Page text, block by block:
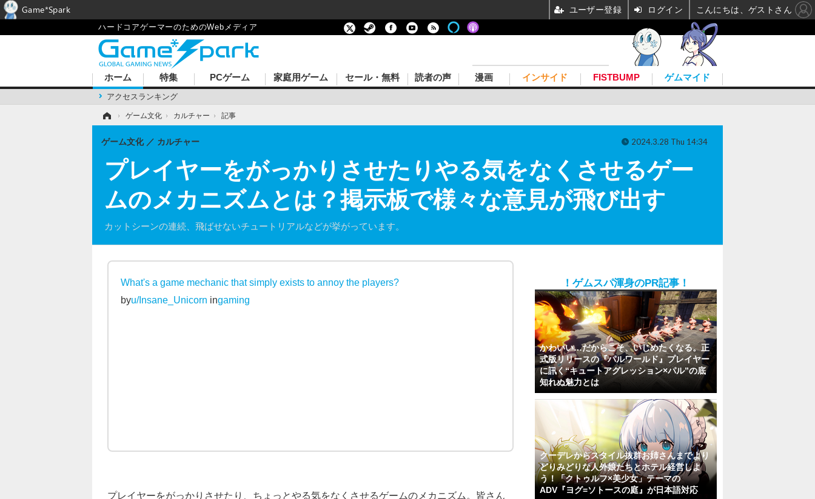
ハードコアゲーマーのためのWebメディア
ホーム
アクセスランキング
特集 PCゲーム 家庭用ゲーム セール・無料 読者の声 漫画 インサイド FISTBUMP ゲムマイド
› ゲーム文化 › カルチャー › 記事
プレイヤーをがっかりさせたりやる気をなくさせるゲー
ムのメカニズムとは？掲示板で様々な意見が飛び出す
カットシーンの連続、飛ばせないチュートリアルなどが挙がっています。
ゲーム文化 カルチャー 2024.3.28 Thu 14:34
What's a game mechanic that simply exists to annoy the players?
byu/Insane_Unicorn ingaming
プレイヤーをがっかりさせたり、ちょっとやる気をなくさせるゲームのメカニズム。皆さん
！ゲムスパ渾身のPR記事！
かわいい…だからこそ、いじめたくなる。正
式版リリースの『パルワールド』プレイヤー
に訊く“キュートアグレッション×パル”の底
知れぬ魅力とは
クーデレからスタイル抜群お姉さんまでより
どりみどりな人外娘たちとホテル経営しよ
う！「クトゥルフ×美少女」テーマの
ADV『ヨグ=ソトースの庭』が日本語対応
Game*Spark ユーザー登録 ログイン こんにちは、ゲストさん